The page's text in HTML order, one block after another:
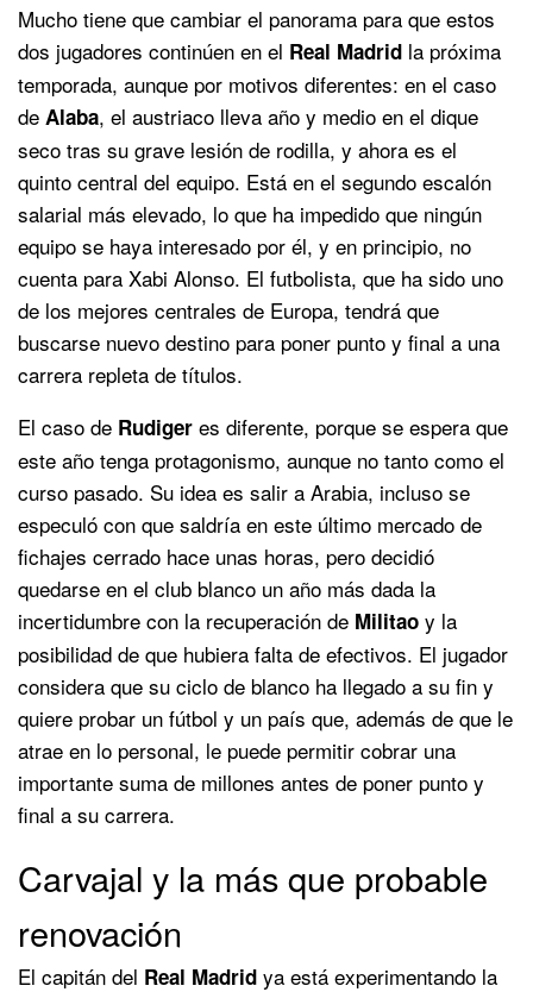
Mucho tiene que cambiar el panorama para que estos
dos jugadores continúen en el Real Madrid la próxima
temporada, aunque por motivos diferentes: en el caso
de Alaba, el austriaco lleva año y medio en el dique
seco tras su grave lesión de rodilla, y ahora es el
quinto central del equipo. Está en el segundo escalón
salarial más elevado, lo que ha impedido que ningún
equipo se haya interesado por él, y en principio, no
cuenta para Xabi Alonso. El futbolista, que ha sido uno
de los mejores centrales de Europa, tendrá que
buscarse nuevo destino para poner punto y final a una
carrera repleta de títulos.
El caso de Rudiger es diferente, porque se espera que
este año tenga protagonismo, aunque no tanto como el
curso pasado. Su idea es salir a Arabia, incluso se
especuló con que saldría en este último mercado de
fichajes cerrado hace unas horas, pero decidió
quedarse en el club blanco un año más dada la
incertidumbre con la recuperación de Militao y la
posibilidad de que hubiera falta de efectivos. El jugador
considera que su ciclo de blanco ha llegado a su fin y
quiere probar un fútbol y un país que, además de que le
atrae en lo personal, le puede permitir cobrar una
importante suma de millones antes de poner punto y
final a su carrera.
Carvajal y la más que probable
renovación
El capitán del Real Madrid ya está experimentando la